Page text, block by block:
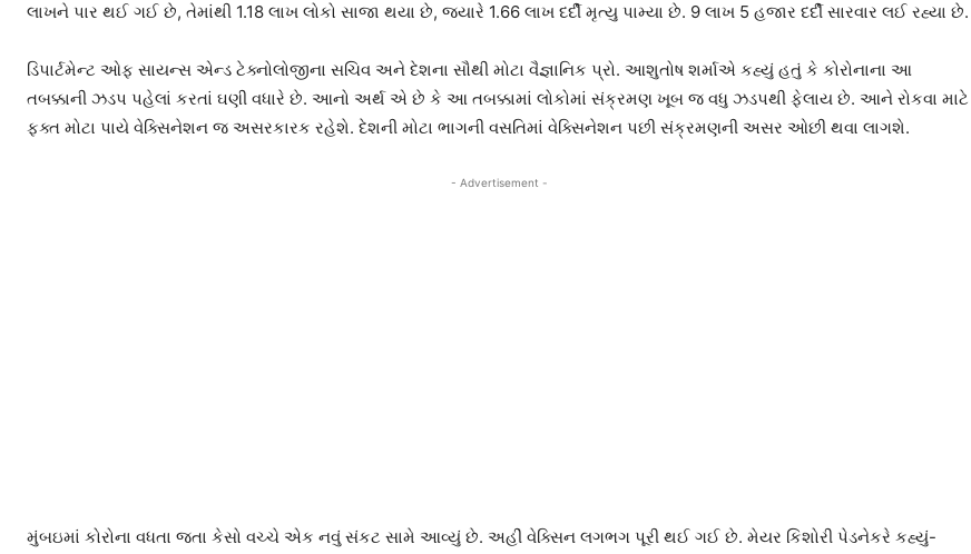
લાખને પાર થઈ ગઈ છે, તેમાંથી 1.18 લાખ લોકો સાજા થયા છે, જ્યારે 1.66 લાખ દર્દી મૃત્યુ પામ્યા છે. 9 લાખ 5 હજાર દર્દી સારવાર લઈ રહ્યા છે.
ડિપાર્ટમેન્ટ ઓફ સાયન્સ એન્ડ ટેક્નોલોજીના સચિવ અને દેશના સૌથી મોટા વૈજ્ઞાનિક પ્રો. આશુતોષ શર્માએ કહ્યું હતું કે કોરોનાના આ
તબક્કાની ઝડપ પહેલાં કરતાં ઘણી વધારે છે. આનો અર્થ એ છે કે આ તબક્કામાં લોકોમાં સંક્રમણ ખૂબ જ વધુ ઝડપથી ફેલાય છે. આને રોકવા માટે
ફક્ત મોટા પાયે વેક્સિનેશન જ અસરકારક રહેશે. દેશની મોટા ભાગની વસતિમાં વેક્સિનેશન પછી સંક્રમણની અસર ઓછી થવા લાગશે.
- Advertisement -
મુંબઇમાં કોરોના વધતા જતા કેસો વચ્ચે એક નવું સંકટ સામે આવ્યું છે. અહીં વેક્સિન લગભગ પૂરી થઈ ગઈ છે. મેયર કિશોરી પેડનેકરે કહ્યું-